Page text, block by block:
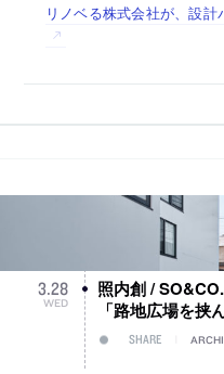
佐々木慧が主宰する「
ッフ（経験者・既卒・2027
古民家を軸に全国で“価値
ーク主体の働き方を実践
リノベる株式会社が、設
社会への影響力のある建築
う環境づくりも行う「
代官山を拠点に活動する「
タッフ・アルバイト・事務
3.28
WED
照内創 /
「路地広場を挟
SHARE